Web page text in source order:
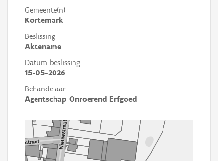
Gemeente(n)
Kortemark
Beslissing
Aktename
Datum beslissing
15-05-2026
Behandelaar
Agentschap Onroerend Erfgoed